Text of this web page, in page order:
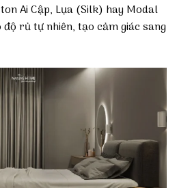
Ai Cập, Lụa (Silk) hay Modal
rủ tự nhiên, tạo cảm giác sang